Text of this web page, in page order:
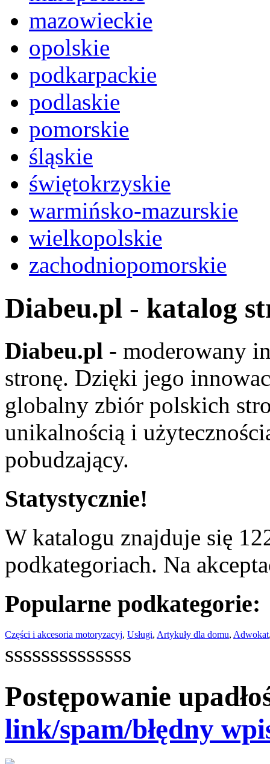
mazowieckie
opolskie
podkarpackie
podlaskie
pomorskie
śląskie
świętokrzyskie
warmińsko-mazurskie
wielkopolskie
zachodniopomorskie
Diabeu.pl - katalog
Diabeu.pl - moderowany
stronę. Dzięki jego
globalny zbiór polskich
unikalnością i
pobudzający.
Statystycznie!
W katalogu znajduje się
podkategoriach. Na
Popularne podkategorie:
Części i akcesoria motoryzacyj, Usługi, Artykuły dla domu, Adwokat
ssssssssssssss
Postępowanie
link/spam/błędny